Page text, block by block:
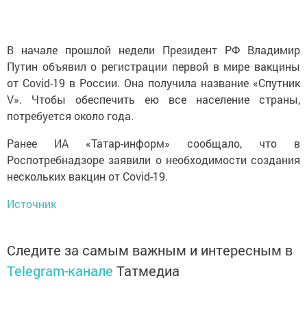
В начале прошлой недели Президент РФ Владимир
Путин объявил о регистрации первой в мире вакцины
от Covid-19 в России. Она получила название «Спутник
V». Чтобы обеспечить ею все население страны,
потребуется около года.
Ранее ИА «Татар-информ» сообщало, что в
Роспотребнадзоре заявили о необходимости создания
нескольких вакцин от Covid-19.
Источник
Следите за самым важным и интересным в
Telegram-канале Татмедиа